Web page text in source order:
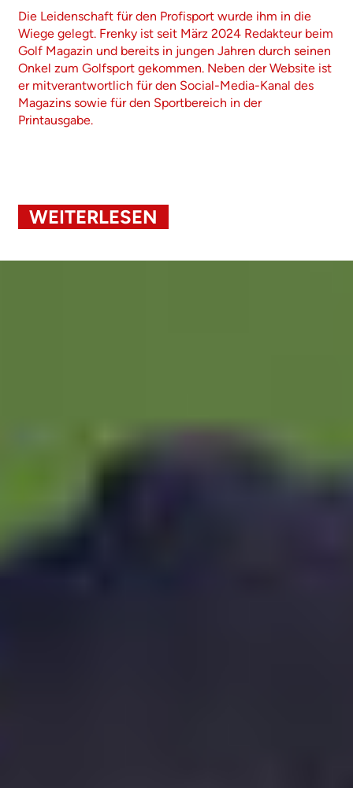
Die Leidenschaft für den Profisport wurde ihm in die
Wiege gelegt. Frenky ist seit März 2024 Redakteur beim
Golf Magazin und bereits in jungen Jahren durch seinen
Onkel zum Golfsport gekommen. Neben der Website ist
er mitverantwortlich für den Social-Media-Kanal des
Magazins sowie für den Sportbereich in der
Printausgabe.
WEITERLESEN